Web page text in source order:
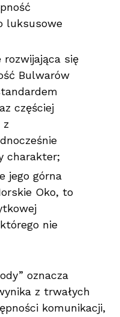
luksusowe
rozwijająca się
Bulwarów
częściej
z
charakter;
jego górna
Oko, to
nie
oznacza
z trwałych
komunikacji,